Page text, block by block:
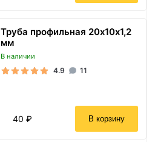
Труба профильная 20х10х1,2
мм
В наличии
4.9 11
40 ₽ В корзину